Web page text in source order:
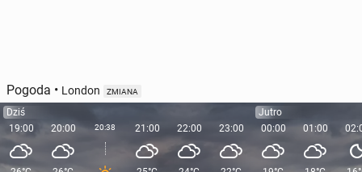
Pogoda • London ZMIANA
Dziś
19:00
20:00 20:38 21:00 22:00 23:00
Jutro
00:00
01:00